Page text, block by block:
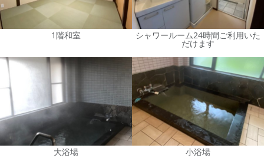
1階和室 シャワールーム24時間ご利用いた
だけます
大浴場 小浴場